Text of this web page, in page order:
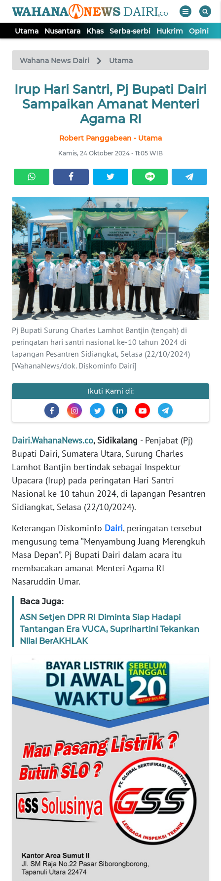
Utama Nusantara Khas Serba-serbi Hukrim Opini
Wahana News Dairi Utama
Irup Hari Santri, Pj Bupati Dairi
Sampaikan Amanat Menteri
Agama RI
Robert Panggabean - Utama
Kamis, 24 Oktober 2024 - 11:05 WIB
Pj Bupati Surung Charles Lamhot Bantjin (tengah) di
peringatan hari santri nasional ke-10 tahun 2024 di
lapangan Pesantren Sidiangkat, Selasa (22/10/2024)
[WahanaNews/dok. Diskominfo Dairi]
Ikuti Kami di:
Dairi.WahanaNews.co, Sidikalang - Penjabat (Pj)
Bupati Dairi, Sumatera Utara, Surung Charles
Lamhot Bantjin bertindak sebagai Inspektur
Upacara (Irup) pada peringatan Hari Santri
Nasional ke-10 tahun 2024, di lapangan Pesantren
Sidiangkat, Selasa (22/10/2024).
Keterangan Diskominfo Dairi, peringatan tersebut
mengusung tema “Menyambung Juang Merengkuh
Masa Depan”. Pj Bupati Dairi dalam acara itu
membacakan amanat Menteri Agama RI
Nasaruddin Umar.
Baca Juga:
ASN Setjen DPR RI Diminta Siap Hadapi
Tantangan Era VUCA, Suprihartini Tekankan
Nilai BerAKHLAK
TV
Tutup
UTAMA
SERBA-
SERBI
HUKRIM
OPINI
Informasi
INDEKS
BERITA
KONTAK
KAMI
INFO
IKLAN
MEDIA
SIBER
REDAKSI
KARIR
DISCLAIMER
Wahana
News
Regional
WN
WN
JAKARTA
WN
WN
NTT
WN
KEPRI
WN
WN
PAPUA
BARAT